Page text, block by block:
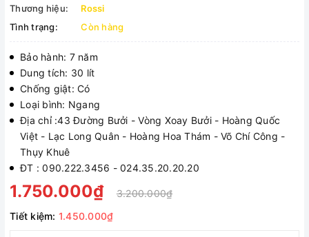
Thương hiệu:
Rossi
Tình trạng:
Còn hàng
Bảo hành: 7 năm
Dung tích: 30 lít
Chống giật: Có
Loại bình: Ngang
Địa chỉ :43 Đường Bưởi - Vòng Xoay Bưởi - Hoàng Quốc
Việt - Lạc Long Quân - Hoàng Hoa Thám - Võ Chí Công -
Thụy Khuê
ĐT : 090.222.3456 - 024.35.20.20.20
1.750.000₫
3.200.000₫
Tiết kiệm: 1.450.000₫